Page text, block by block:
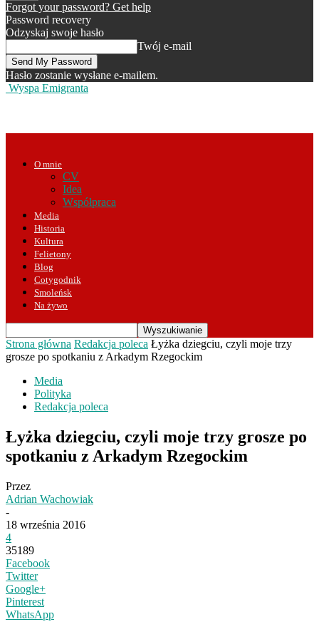
Forgot your password? Get help
Password recovery
Odzyskaj swoje hasło
Twój e-mail
Hasło zostanie wysłane e-mailem.
Wyspa Emigranta
O mnie
CV
Idea
Współpraca
Media
Historia
Kultura
Felietony
Blog
Cotygodnik
Smoleńsk
Na żywo
Strona główna Redakcja poleca Łyżka dziegciu, czyli moje trzy
grosze po spotkaniu z Arkadym Rzegockim
Media
Polityka
Redakcja poleca
Łyżka dziegciu, czyli moje trzy grosze po
spotkaniu z Arkadym Rzegockim
Przez
Adrian Wachowiak
-
18 września 2016
4
35189
Facebook
Twitter
Google+
Pinterest
WhatsApp